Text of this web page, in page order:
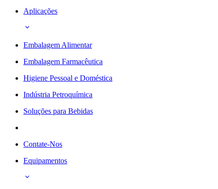
Aplicações
Embalagem Alimentar
Embalagem Farmacêutica
Higiene Pessoal e Doméstica
Indústria Petroquímica
Soluções para Bebidas
Contate-Nos
Equipamentos